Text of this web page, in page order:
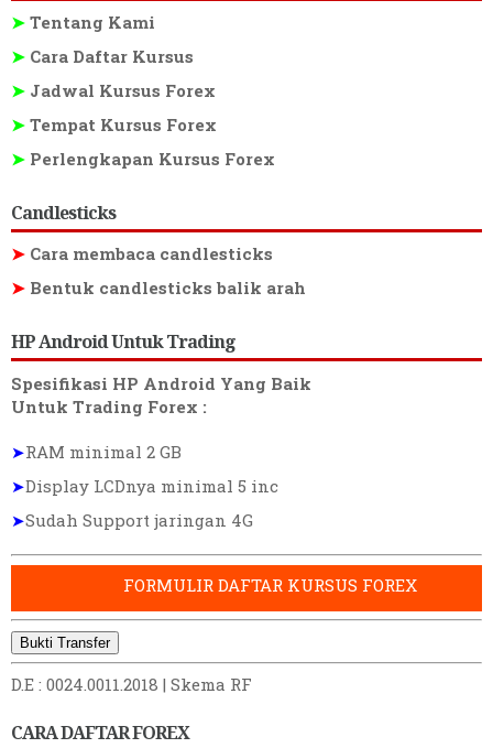
➤ Tentang Kami
➤ Cara Daftar Kursus
➤ Jadwal Kursus Forex
➤ Tempat Kursus Forex
➤ Perlengkapan Kursus Forex
Candlesticks
➤ Cara membaca candlesticks
➤ Bentuk candlesticks balik arah
HP Android Untuk Trading
Spesifikasi HP Android Yang Baik
Untuk Trading Forex :
➤RAM minimal 2 GB
➤Display LCDnya minimal 5 inc
➤Sudah Support jaringan 4G
FORMULIR DAFTAR KURSUS FOREX
Bukti Transfer
D.E : 0024.0011.2018 | Skema RF
CARA DAFTAR FOREX